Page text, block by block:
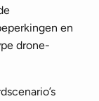
en
drone-